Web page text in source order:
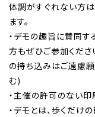
体調がすぐれない方
ます。
・デモの趣旨に賛同
方もぜひご参加くださ
の持ち込みはご遠慮
む)
・主催の許可のない
・デモとは、歩くだけ